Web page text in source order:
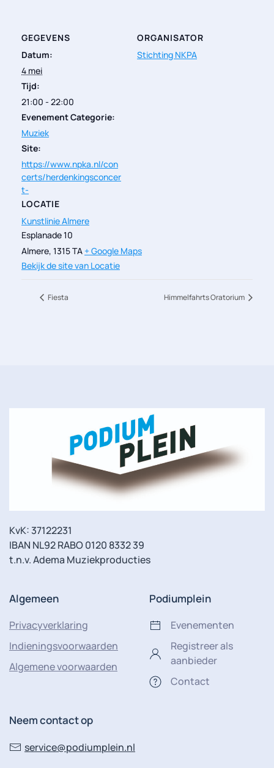
GEGEVENS
Datum:
4 mei
Tijd:
21:00 - 22:00
Evenement Categorie:
Muziek
Site:
https://www.npka.nl/con
certs/herdenkingsconcer
t-
LOCATIE
Kunstlinie Almere
Esplanade 10
Almere, 1315 TA + Google Maps
Bekijk de site van Locatie
ORGANISATOR
Stichting NKPA
Fiesta Himmelfahrts Oratorium
KvK: 37122231
IBAN NL92 RABO 0120 8332 39
t.n.v. Adema Muziekproducties
Algemeen
Privacyverklaring
Indieningsvoorwaarden
Algemene voorwaarden
Podiumplein
Evenementen
Registreer als
aanbieder
Contact
Neem contact op
service@podiumplein.nl